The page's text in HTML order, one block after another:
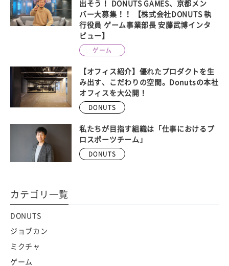
出そう！ DONUTS GAMES、京都メン
バー大募集！！ 【株式会社DONUTS 執
行役員 ゲーム事業部長 安藤武博インタ
ビュー】
ゲーム
【オフィス紹介】優れたプロダクトを生
み出す、こだわりの空間。Donutsの本社
オフィスを大公開！
DONUTS
私たちが目指す組織は「仕事におけるプ
ロスポーツチーム」
DONUTS
カテゴリ一覧
DONUTS
ジョブカン
ミクチャ
ゲーム